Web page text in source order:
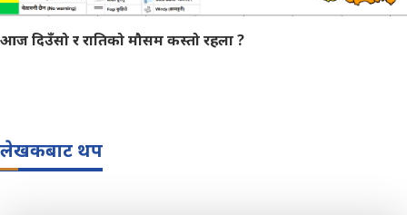
आज दिउँसो र रातिको मौसम कस्तो रहला ?
लेखकबाट थप